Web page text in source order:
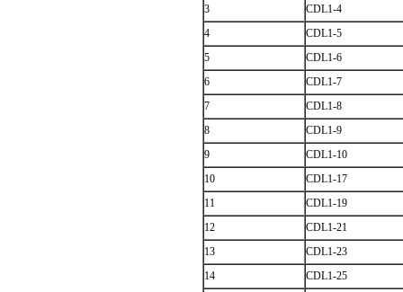
3
CDL1-4
4
CDL1-5
5
CDL1-6
6
CDL1-7
7
CDL1-8
8
CDL1-9
9
CDL1-10
10
CDL1-17
11
CDL1-19
12
CDL1-21
13
CDL1-23
14
CDL1-25